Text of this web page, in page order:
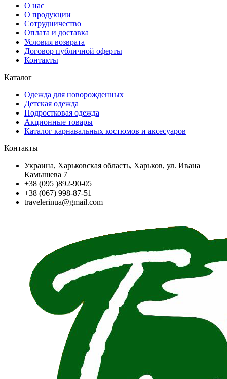
О нас
О продукции
Сотрудничество
Оплата и доставка
Условия возврата
Договор публичной оферты
Контакты
Каталог
Одежда для новорожденных
Детская одежда
Подростковая одежда
Акционные товары
Каталог карнавальных костюмов и аксесуаров
Контакты
Украина, Харьковская область, Харьков, ул. Ивана
Камышева 7
+38 (095 )892-90-05
+38 (067) 998-87-51
travelerinua@gmail.com